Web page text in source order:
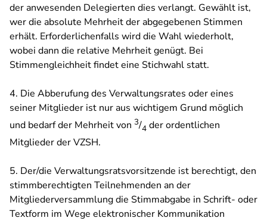
der anwesenden Delegierten dies verlangt. Gewählt ist,
wer die absolute Mehrheit der abgegebenen Stimmen
erhält. Erforderlichenfalls wird die Wahl wiederholt,
wobei dann die relative Mehrheit genügt. Bei
Stimmengleichheit findet eine Stichwahl statt.
4. Die Abberufung des Verwaltungsrates oder eines
seiner Mitglieder ist nur aus wichtigem Grund möglich
und bedarf der Mehrheit von 3/4 der ordentlichen
Mitglieder der VZSH.
5. Der/die Verwaltungsratsvorsitzende ist berechtigt, den
stimmberechtigten Teilnehmenden an der
Mitgliederversammlung die Stimmabgabe in Schrift- oder
Textform im Wege elektronischer Kommunikation